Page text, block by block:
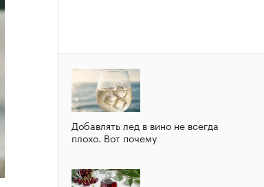
Добавлять лед в вино не всегда
плохо. Вот почему